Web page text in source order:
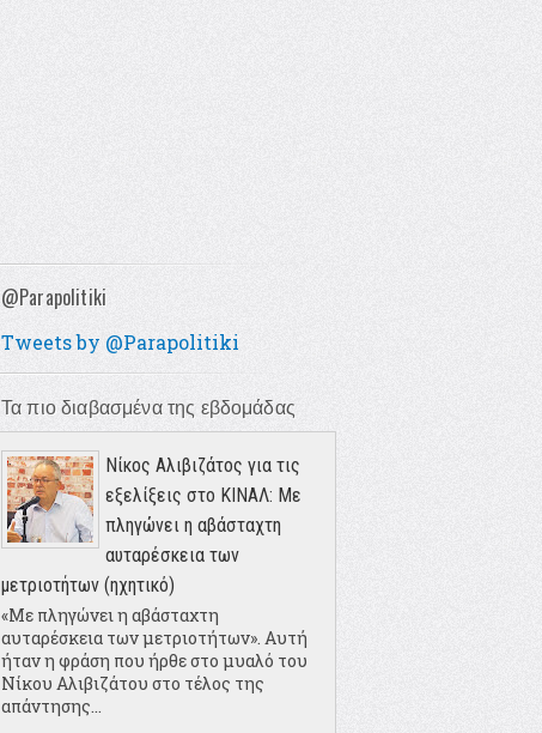
@Parapolitiki
Tweets by @Parapolitiki
Τα πιο διαβασμένα της εβδομάδας
Νίκος Αλιβιζάτος για τις
εξελίξεις στο ΚΙΝΑΛ: Με
πληγώνει η αβάσταχτη
αυταρέσκεια των
μετριοτήτων (ηχητικό)
«Με πληγώνει η αβάσταχτη
αυταρέσκεια των μετριοτήτων». Αυτή
ήταν η φράση που ήρθε στο μυαλό του
Νίκου Αλιβιζάτου στο τέλος της
απάντησης...